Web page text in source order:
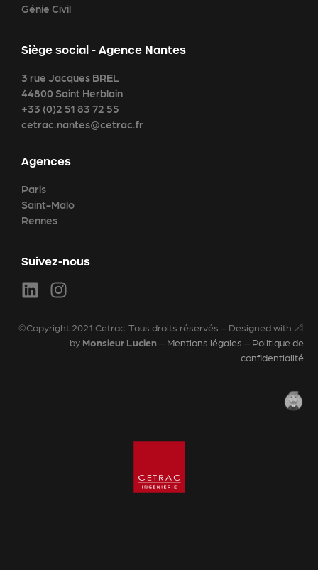
Génie Civil
Siège social - Agence Nantes
3 rue Jacques BREL
44800 Saint Herblain
+33 (0)2 51 83 72 55
cetrac.nantes@cetrac.fr
Agences
Paris
Saint-Malo
Rennes
Suivez-nous
©Copyright 2021 Cetrac. Tous droits réservés – Designed with 📐
by Monsieur Lucien– Mentions légales – Politique de
confidentialité